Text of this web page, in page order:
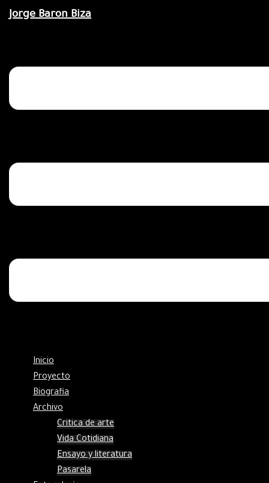
Saltar
Jorge Baron Biza
Inicio
Proyecto
Biografia
Archivo
Critica de arte
Vida Cotidiana
Ensayo y literatura
Pasarela